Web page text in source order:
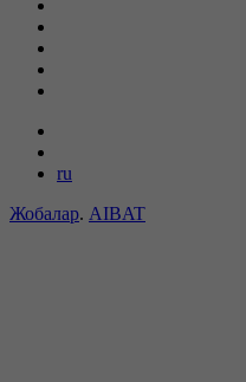
ru
Жобалар. AIBAT